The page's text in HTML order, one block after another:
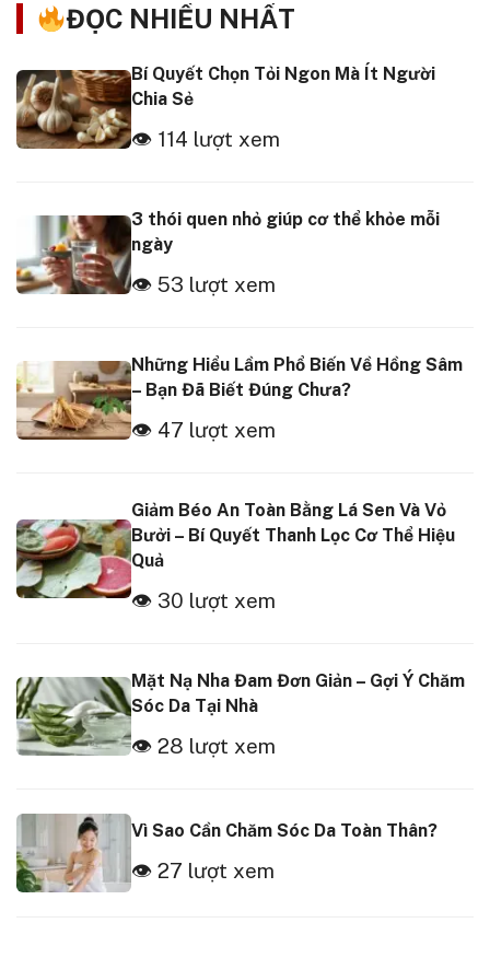
ĐỌC NHIỀU NHẤT
Bí Quyết Chọn Tỏi Ngon Mà Ít Người
Chia Sẻ
👁 114 lượt xem
3 thói quen nhỏ giúp cơ thể khỏe mỗi
ngày
👁 53 lượt xem
Những Hiểu Lầm Phổ Biến Về Hồng Sâm
– Bạn Đã Biết Đúng Chưa?
👁 47 lượt xem
Giảm Béo An Toàn Bằng Lá Sen Và Vỏ
Bưởi – Bí Quyết Thanh Lọc Cơ Thể Hiệu
Quả
👁 30 lượt xem
Mặt Nạ Nha Đam Đơn Giản – Gợi Ý Chăm
Sóc Da Tại Nhà
👁 28 lượt xem
Vì Sao Cần Chăm Sóc Da Toàn Thân?
👁 27 lượt xem